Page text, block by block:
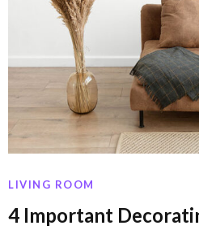
LIVING ROOM
4 Important